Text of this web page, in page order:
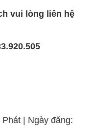
vui lòng liên hệ
| Ngày đăng: